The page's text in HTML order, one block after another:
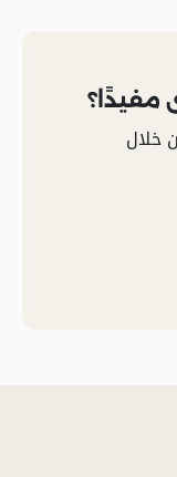
مفيدًا؟
خلال